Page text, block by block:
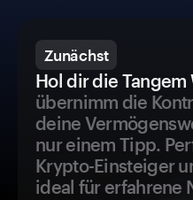
Zunächst
Hol dir die Tangem
übernimm die
deine
nur einem Tipp.
Krypto-Einsteiger
ideal für erfahrene